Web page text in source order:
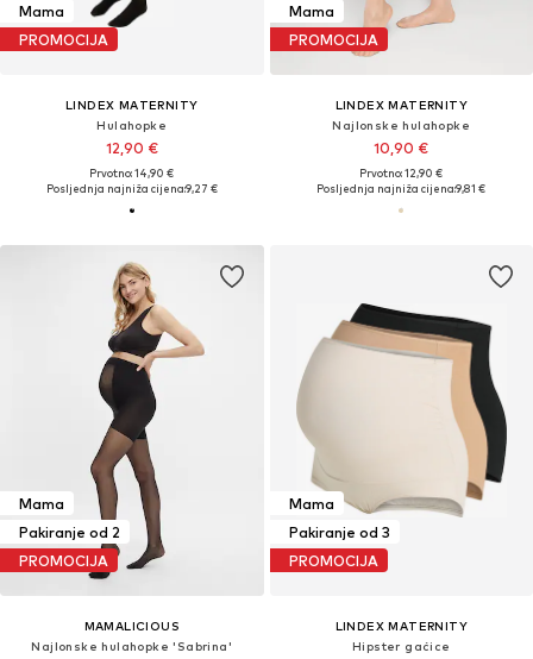
Mama
PROMOCIJA
LINDEX MATERNITY
Hulahopke
12,90 €
Prvotno: 14,90 €
Posljednja najniža cijena:9,27 €
Mama
PROMOCIJA
LINDEX MATERNITY
Najlonske hulahopke
10,90 €
Prvotno: 12,90 €
Posljednja najniža cijena:9,81 €
Mama
Pakiranje od 2
PROMOCIJA
MAMALICIOUS
Najlonske hulahopke 'Sabrina'
Mama
Pakiranje od 3
PROMOCIJA
LINDEX MATERNITY
Hipster gaćice